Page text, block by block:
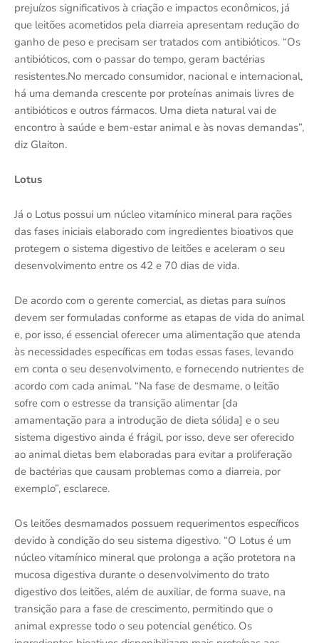
prejuízos significativos à criação e impactos econômicos, já
que leitões acometidos pela diarreia apresentam redução do
ganho de peso e precisam ser tratados com antibióticos. “Os
antibióticos, com o passar do tempo, geram bactérias
resistentes.No mercado consumidor, nacional e internacional,
há uma demanda crescente por proteínas animais livres de
antibióticos e outros fármacos. Uma dieta natural vai de
encontro à saúde e bem-estar animal e às novas demandas”,
diz Glaiton.
Lotus
Já o Lotus possui um núcleo vitamínico mineral para rações
das fases iniciais elaborado com ingredientes bioativos que
protegem o sistema digestivo de leitões e aceleram o seu
desenvolvimento entre os 42 e 70 dias de vida.
De acordo com o gerente comercial, as dietas para suínos
devem ser formuladas conforme as etapas de vida do animal
e, por isso, é essencial oferecer uma alimentação que atenda
às necessidades específicas em todas essas fases, levando
em conta o seu desenvolvimento, e fornecendo nutrientes de
acordo com cada animal. “Na fase de desmame, o leitão
sofre com o estresse da transição alimentar [da
amamentação para a introdução de dieta sólida] e o seu
sistema digestivo ainda é frágil, por isso, deve ser oferecido
ao animal dietas bem elaboradas para evitar a proliferação
de bactérias que causam problemas como a diarreia, por
exemplo”, esclarece.
Os leitões desmamados possuem requerimentos específicos
devido à condição do seu sistema digestivo. “O Lotus é um
núcleo vitamínico mineral que prolonga a ação protetora na
mucosa digestiva durante o desenvolvimento do trato
digestivo dos leitões, além de auxiliar, de forma suave, na
transição para a fase de crescimento, permitindo que o
animal expresse todo o seu potencial genético. Os